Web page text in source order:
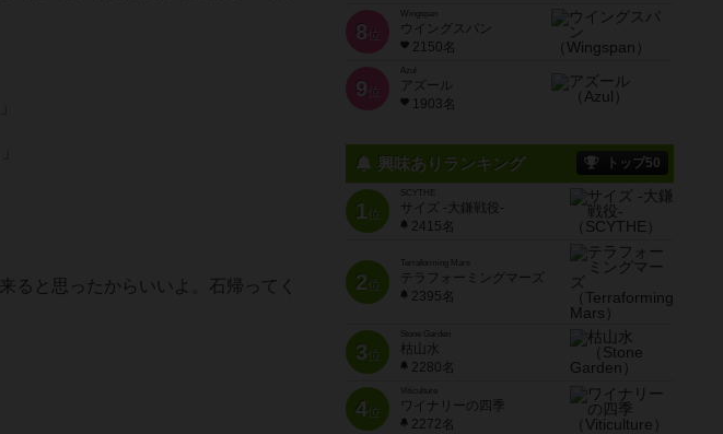
ると思ったからいいよ。石帰ってく
8 位
Wingspan
ウイングスパン
2150名
9 位
Azul
アズール
1903名
興味ありランキング トップ50
1位
SCYTHE
サイズ -大鎌戦役-
2415名
2位
Terraforming Mars
テラフォーミングマーズ
2395名
3位
Stone Garden
枯山水
2280名
4位
Viticulture
ワイナリーの四季
2272名